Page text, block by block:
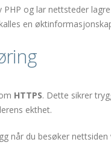
PHP og lar nettsteder
en
HTTPS. Dette sikrer
ekthet.
når du besøker